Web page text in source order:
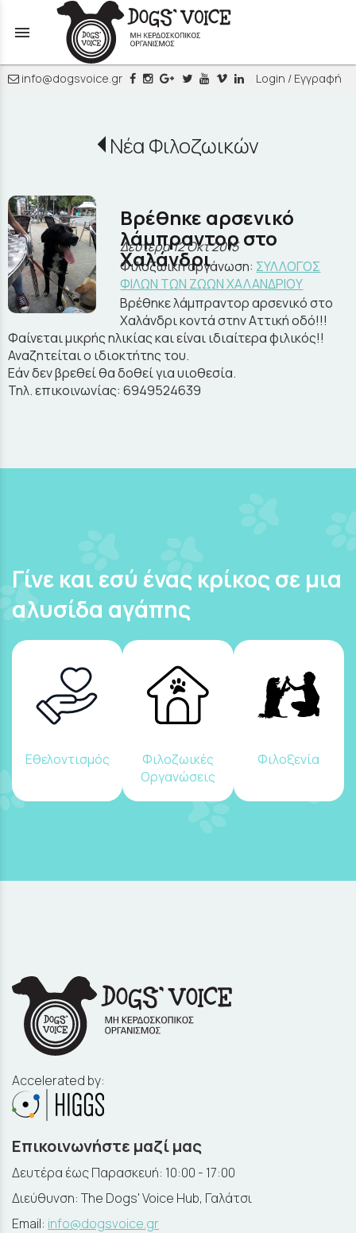
menu
info@dogsvoice.gr Login / Εγγραφή
Νέα Φιλοζωικών
Βρέθηκε αρσενικό
λάμπραντορ στο
Χαλάνδρι
Δευτέρα 12 Οκτ 2015
Φιλοζωική οργάνωση: ΣΥΛΛΟΓΟΣ
ΦΙΛΩΝ ΤΩΝ ΖΩΩΝ ΧΑΛΑΝΔΡΙΟΥ
Βρέθηκε λάμπραντορ αρσενικό στο
Χαλάνδρι κοντά στην Αττική οδό!!!
Φαίνεται μικρής ηλικίας και είναι ιδιαίτερα φιλικός!!
Αναζητείται ο ιδιοκτήτης του.
Εάν δεν βρεθεί θα δοθεί για υιοθεσία.
Τηλ. επικοινωνίας: 6949524639
Γίνε και εσύ ένας κρίκος σε μια
αλυσίδα αγάπης
Εθελοντισμός
Φιλοζωικές
Οργανώσεις
Φιλοξενία
Accelerated by:
Επικοινωνήστε μαζί μας
Δευτέρα έως Παρασκευή: 10:00 - 17:00
Διεύθυνση: The Dogs' Voice Hub, Γαλάτσι
Email: info@dogsvoice.gr